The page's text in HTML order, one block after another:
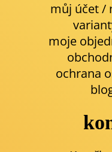
můj účet /
moje
ochrana